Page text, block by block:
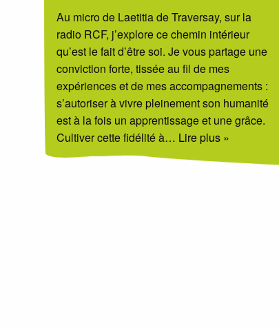
Au micro de Laetitia de Traversay, sur la
radio RCF, j’explore ce chemin intérieur
qu’est le fait d’être soi. Je vous partage une
conviction forte, tissée au fil de mes
expériences et de mes accompagnements :
s’autoriser à vivre pleinement son humanité
est à la fois un apprentissage et une grâce.
Cultiver cette fidélité à… Lire plus »